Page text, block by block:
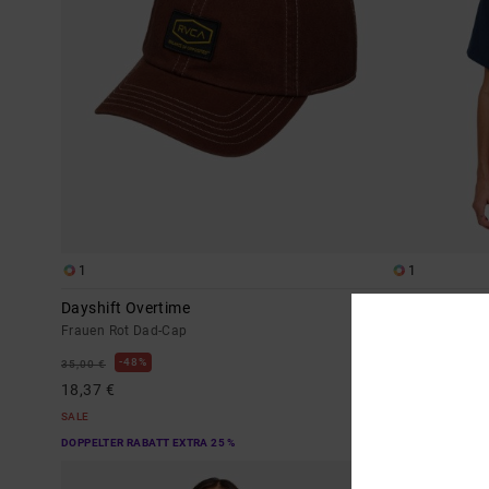
1
Dayshift Overtime
Frauen Rot Dad-Cap
35,00 € 48%
18,37 €
SALE
DOPPELTER RABATT EXTRA 25 %
1